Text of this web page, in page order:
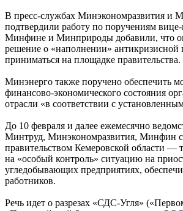
В пресс-службах Минэкономразвития и
подтвердили работу по поручениям
Минфине и Минприроды добавили, что
решение о «наполнении» антикризисной
приниматься на площадке правительства.
Минэнерго также поручено обеспечить
финансово-экономического состояния
отрасли «в соответствии с
До 10 февраля и далее ежемесячно
Минтруд, Минэкономразвития, Минфин
правительством Кемеровской области —
на «особый контроль» ситуацию на
угледобывающих предприятиях,
работников.
Речь идет о разрезах «СДС-Угля»